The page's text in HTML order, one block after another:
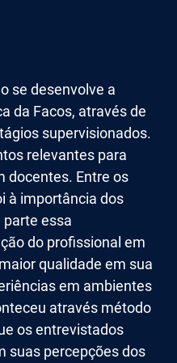
se desenvolve a
da Facos, através de
supervisionados.
relevantes para
docentes. Entre os
à importância dos
essa
do profissional em
qualidade em sua
em ambientes
através método
os entrevistados
suas percepções dos